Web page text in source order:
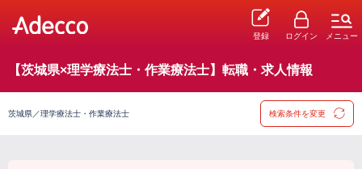
登録 ログイン メニュー
【茨城県×理学療法士・作業療法士】転職・求人情報
茨城県／理学療法士・作業療法士 検索条件を変更